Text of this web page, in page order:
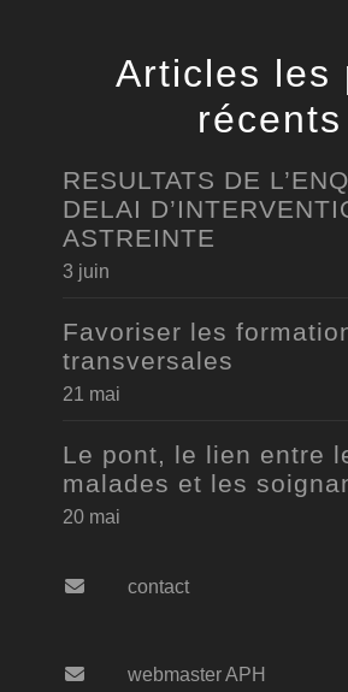
Articles les
récents
RESULTATS DE
DELAI
ASTREINTE
3 juin
Favoriser les
transversales
21 mai
Le pont, le lien entre
malades et les
20 mai
contact
webmaster APH